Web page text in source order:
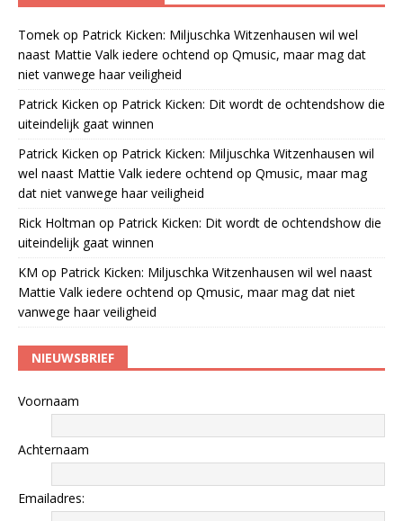
Tomek op Patrick Kicken: Miljuschka Witzenhausen wil wel
naast Mattie Valk iedere ochtend op Qmusic, maar mag dat
niet vanwege haar veiligheid
Patrick Kicken op Patrick Kicken: Dit wordt de ochtendshow die
uiteindelijk gaat winnen
Patrick Kicken op Patrick Kicken: Miljuschka Witzenhausen wil
wel naast Mattie Valk iedere ochtend op Qmusic, maar mag
dat niet vanwege haar veiligheid
Rick Holtman op Patrick Kicken: Dit wordt de ochtendshow die
uiteindelijk gaat winnen
KM op Patrick Kicken: Miljuschka Witzenhausen wil wel naast
Mattie Valk iedere ochtend op Qmusic, maar mag dat niet
vanwege haar veiligheid
NIEUWSBRIEF
Voornaam
Achternaam
Emailadres: